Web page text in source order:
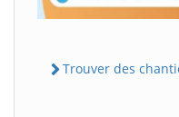
Trouver des